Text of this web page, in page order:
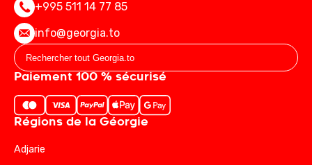
+995 511 14 77 85
info@georgia.to
Paiement 100 % sécurisé
Régions de la Géorgie
Adjarie